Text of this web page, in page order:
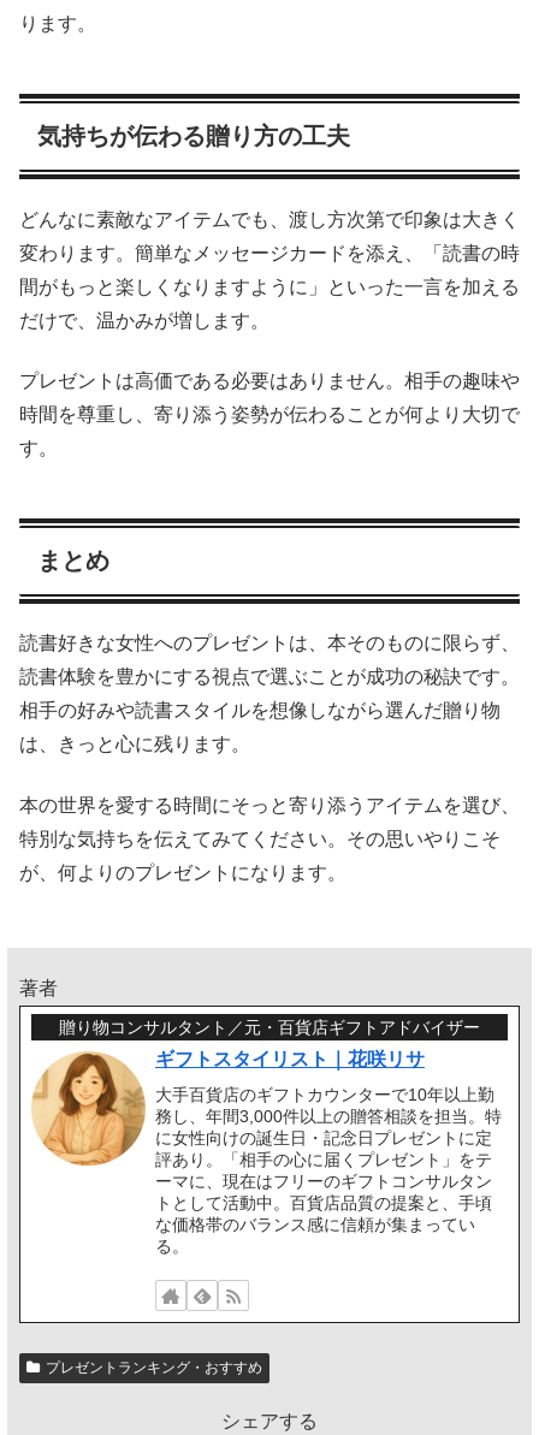
ります。
気持ちが伝わる贈り方の工夫
どんなに素敵なアイテムでも、渡し方次第で印象は大きく
変わります。簡単なメッセージカードを添え、「読書の時
間がもっと楽しくなりますように」といった一言を加える
だけで、温かみが増します。
プレゼントは高価である必要はありません。相手の趣味や
時間を尊重し、寄り添う姿勢が伝わることが何より大切で
す。
まとめ
読書好きな女性へのプレゼントは、本そのものに限らず、
読書体験を豊かにする視点で選ぶことが成功の秘訣です。
相手の好みや読書スタイルを想像しながら選んだ贈り物
は、きっと心に残ります。
本の世界を愛する時間にそっと寄り添うアイテムを選び、
特別な気持ちを伝えてみてください。その思いやりこそ
が、何よりのプレゼントになります。
著者
贈り物コンサルタント／元・百貨店ギフトアドバイザー
ギフトスタイリスト｜花咲リサ
大手百貨店のギフトカウンターで10年以上勤
務し、年間3,000件以上の贈答相談を担当。特
に女性向けの誕生日・記念日プレゼントに定
評あり。「相手の心に届くプレゼント」をテ
ーマに、現在はフリーのギフトコンサルタン
トとして活動中。百貨店品質の提案と、手頃
な価格帯のバランス感に信頼が集まってい
る。
プレゼントランキング・おすすめ
シェアする